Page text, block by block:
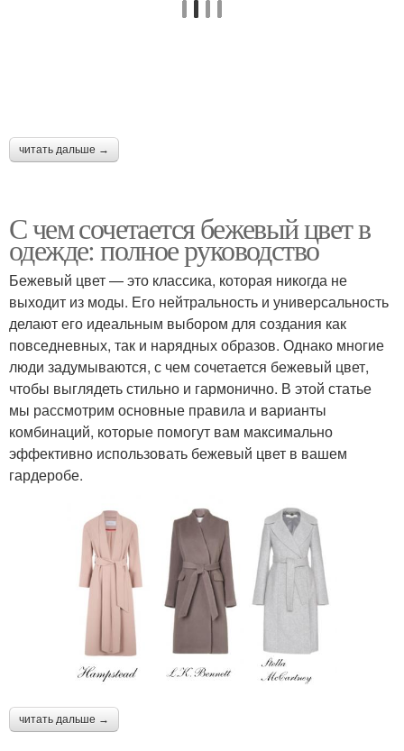
читать дальше →
С чем сочетается бежевый цвет в
одежде: полное руководство
Бежевый цвет — это классика, которая никогда не
выходит из моды. Его нейтральность и универсальность
делают его идеальным выбором для создания как
повседневных, так и нарядных образов. Однако многие
люди задумываются, с чем сочетается бежевый цвет,
чтобы выглядеть стильно и гармонично. В этой статье
мы рассмотрим основные правила и варианты
комбинаций, которые помогут вам максимально
эффективно использовать бежевый цвет в вашем
гардеробе.
читать дальше →